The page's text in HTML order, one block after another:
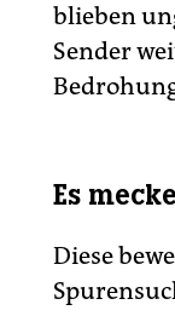
blieben
Sender
Es
Diese